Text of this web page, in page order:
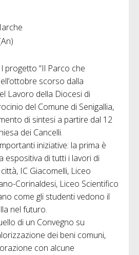
progetto “Il Parco che
scorso dalla
Lavoro della Diocesi di
del Comune di Senigallia,
di sintesi a partire dal 12
dei Cancelli.
iniziative: la prima è
espositiva di tutti i lavori di
IC Giacomelli, Liceo
Corinaldesi, Liceo Scientifico
come gli studenti vedono il
nel futuro.
di un Convegno su
dei beni comuni,
con alcune